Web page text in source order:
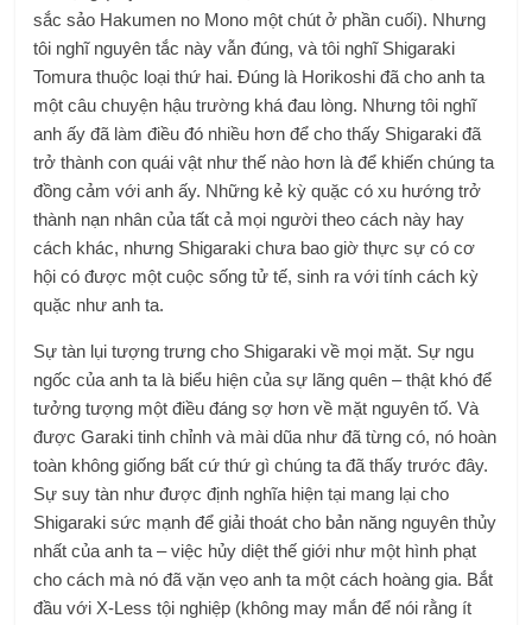
sắc sảo Hakumen no Mono một chút ở phần cuối). Nhưng
tôi nghĩ nguyên tắc này vẫn đúng, và tôi nghĩ Shigaraki
Tomura thuộc loại thứ hai. Đúng là Horikoshi đã cho anh ta
một câu chuyện hậu trường khá đau lòng. Nhưng tôi nghĩ
anh ấy đã làm điều đó nhiều hơn để cho thấy Shigaraki đã
trở thành con quái vật như thế nào hơn là để khiến chúng ta
đồng cảm với anh ấy. Những kẻ kỳ quặc có xu hướng trở
thành nạn nhân của tất cả mọi người theo cách này hay
cách khác, nhưng Shigaraki chưa bao giờ thực sự có cơ
hội có được một cuộc sống tử tế, sinh ra với tính cách kỳ
quặc như anh ta.
Sự tàn lụi tượng trưng cho Shigaraki về mọi mặt. Sự ngu
ngốc của anh ta là biểu hiện của sự lãng quên – thật khó để
tưởng tượng một điều đáng sợ hơn về mặt nguyên tố. Và
được Garaki tinh chỉnh và mài dũa như đã từng có, nó hoàn
toàn không giống bất cứ thứ gì chúng ta đã thấy trước đây.
Sự suy tàn như được định nghĩa hiện tại mang lại cho
Shigaraki sức mạnh để giải thoát cho bản năng nguyên thủy
nhất của anh ta – việc hủy diệt thế giới như một hình phạt
cho cách mà nó đã vặn vẹo anh ta một cách hoàng gia. Bắt
đầu với X-Less tội nghiệp (không may mắn để nói rằng ít